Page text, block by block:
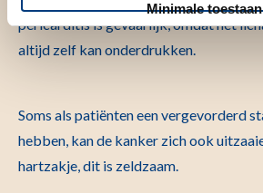
Minimale toestaan
pericarditis is gevaarlijk, omdat het
altijd zelf kan onderdrukken.
Soms als patiënten een vergevorderd
hebben, kan de kanker zich ook
hartzakje, dit is zeldzaam.